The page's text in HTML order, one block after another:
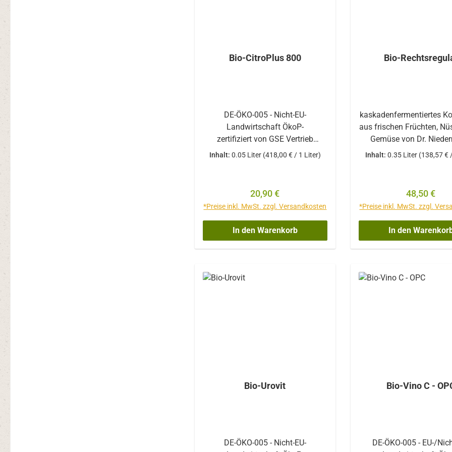
Pflanzenfarbstoff),
Sonnenenergie
Vitaminen,
Mineralstoffen und
Pflanzenstoffen in
organischen
Neben Chlorophyll
orange und rote
Carotinoide.
nicht anders
Tabletten täglich
Bio-CitroPlus 800
DE-ÖKO-005 - Nicht-EU-
Landwirtschaft ÖkoP-
zertifiziert von GSE Vertrieb
GmbH standardisiert auf einen
Grapefruitkern-Extrakt
Bioflavonoide (800 mg / 100 ml)
Antioxidationsmittel:
Ascorbinsäure (Vitamin C)DE-ÖKO-
005 - Nicht-EU-
Inhalt: 0.05 Liter (418,00 € / 1 Liter)
Regulärer Preis:
20,90 €
*Preise inkl. MwSt. zzgl. Versandkosten
In den Warenkorb
Bio-
kaskadenfermentiertes
aus frischen Früchten,
Gemüse von Dr. Niedermaier
Pharma GmbH DE-
Walnüsse,
Kokosnüsse, Zwiebeln,
(pflanzlich), Sellerie,
Acerolaextrakt(17,5%
Artischocken, Erbsen,
Safran Frei von:Farb-,
oder in einem halben Glas
Sonneneinstrahlung
Inhalt: 0.35 Liter (138,57 €
Regulärer
48,50 €
*Preise inkl. MwSt. zzgl.
In den
Bio-Urovit
DE-ÖKO-005 - Nicht-EU-
Bio-Vino C -
DE-ÖKO-005 - EU-/